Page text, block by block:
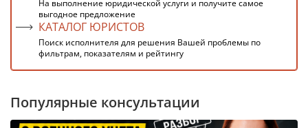
На выполнение юридической услуги и получите самое
выгодное предложение
КАТАЛОГ ЮРИСТОВ
Поиск исполнителя для решения Вашей проблемы по
фильтрам, показателям и рейтингу
Популярные консультации